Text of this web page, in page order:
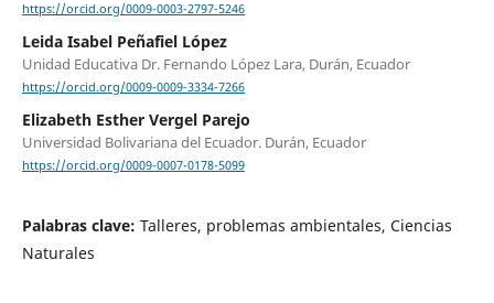
https://orcid.org/0009-0003-2797-5246
Leida Isabel Peñafiel López
Unidad Educativa Dr. Fernando López Lara, Durán, Ecuador
https://orcid.org/0009-0009-3334-7266
Elizabeth Esther Vergel Parejo
Universidad Bolivariana del Ecuador. Durán, Ecuador
https://orcid.org/0009-0007-0178-5099
Palabras clave: Talleres, problemas ambientales, Ciencias
Naturales